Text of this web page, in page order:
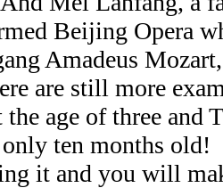
Beijing Opera
Amadeus Mozart,
are still more
the age of three and
ten months old!
it and you will